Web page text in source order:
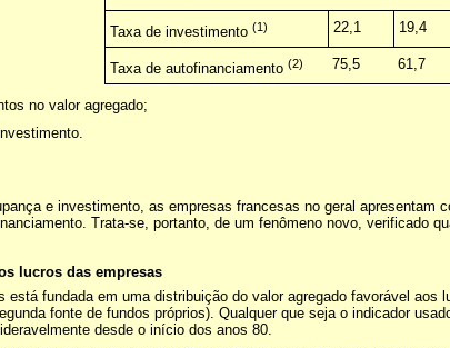
Taxa de investimento(1) 22,1 19,4
Taxa de autofinanciamento(2) 75,5 61,7
no valor agregado;
e investimento, as empresas francesas no geral
Trata-se, portanto, de um fenômeno novo, verificado
lucros das empresas
está fundada em uma distribuição do valor agregado favorável
fonte de fundos próprios). Qualquer que seja o indicador
desde o início dos anos 80.